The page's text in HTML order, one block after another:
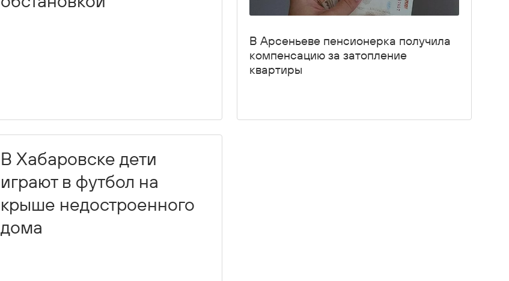
В Арсеньеве пенсионерка получила
компенсацию за затопление
квартиры
В Хабаровске дети
играют в футбол на
крыше недостроенного
дома